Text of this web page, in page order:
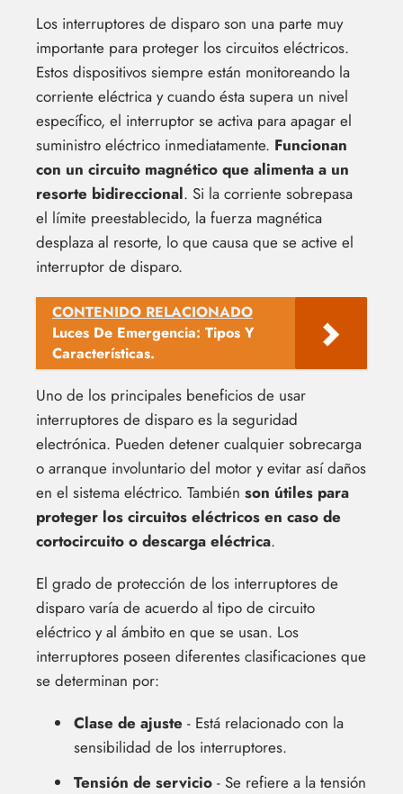
Los interruptores de disparo son una parte muy
importante para proteger los circuitos eléctricos.
Estos dispositivos siempre están monitoreando la
corriente eléctrica y cuando ésta supera un nivel
específico, el interruptor se activa para apagar el
suministro eléctrico inmediatamente. Funcionan
con un circuito magnético que alimenta a un
resorte bidireccional. Si la corriente sobrepasa
el límite preestablecido, la fuerza magnética
desplaza al resorte, lo que causa que se active el
interruptor de disparo.
CONTENIDO RELACIONADO
Luces De Emergencia: Tipos Y
Características.
Uno de los principales beneficios de usar
interruptores de disparo es la seguridad
electrónica. Pueden detener cualquier sobrecarga
o arranque involuntario del motor y evitar así daños
en el sistema eléctrico. También son útiles para
proteger los circuitos eléctricos en caso de
cortocircuito o descarga eléctrica.
El grado de protección de los interruptores de
disparo varía de acuerdo al tipo de circuito
eléctrico y al ámbito en que se usan. Los
interruptores poseen diferentes clasificaciones que
se determinan por:
Clase de ajuste - Está relacionado con la
sensibilidad de los interruptores.
Tensión de servicio - Se refiere a la tensión